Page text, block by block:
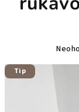
z
Tip